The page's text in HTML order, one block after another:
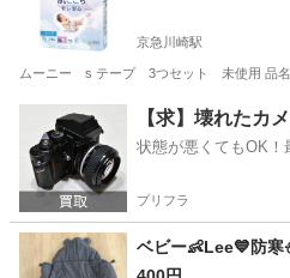
京急川崎駅
ムーニー s テープ 3つセット 未使用 品名
京急川崎駅 ベビ
【求】壊れたカ
状態が悪くてもOK！
プリフラ
ベビー👶Lee💙防寒